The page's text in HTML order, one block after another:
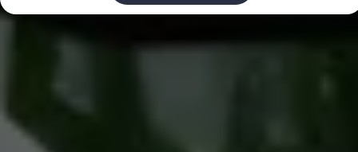
Seguros
Volkswagen 4Business
Conectividad